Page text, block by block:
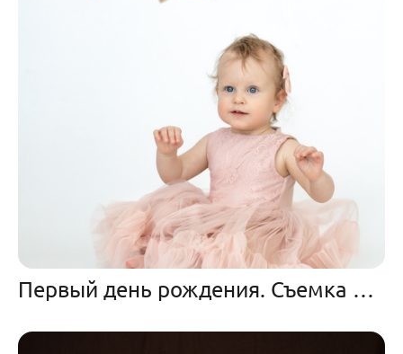
Первый день рождения. Съемка на 1 год